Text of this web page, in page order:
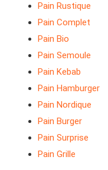
Pain Rustique
Pain Complet
Pain Bio
Pain Semoule
Pain Kebab
Pain Hamburger
Pain Nordique
Pain Burger
Pain Surprise
Pain Grille